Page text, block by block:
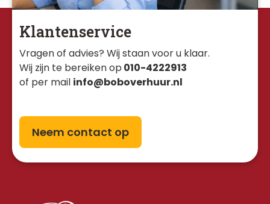
Klantenservice
Vragen of advies? Wij staan voor u klaar.
Wij zijn te bereiken op 010-4222913
of per mail info@boboverhuur.nl
Neem contact op